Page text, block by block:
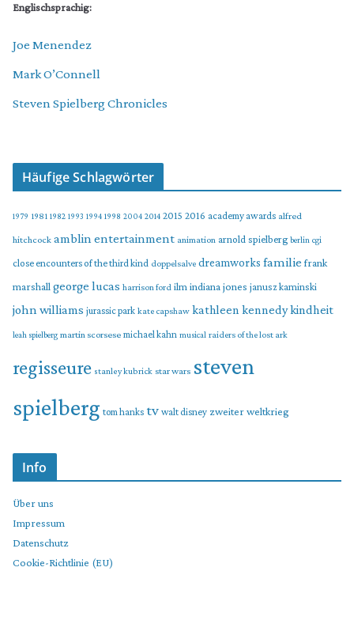
Englischsprachig:
Joe Menendez
Mark O’Connell
Steven Spielberg Chronicles
Häufige Schlagwörter
1979 1981 1982 1993 1994 1998 2004 2014 2015 2016 academy awards alfred
hitchcock amblin entertainment animation arnold spielberg berlin cgi
close encounters of the third kind doppelsalve dreamworks familie frank
marshallgeorge lucas harrison ford ilm indiana jones janusz kaminski
john williams jurassic park kate capshaw kathleen kennedykindheit
leah spielberg martin scorsese michael kahn musical raiders of the lost ark
regisseure stanley kubrick star wars steven
spielberg tom hanks tv walt disney zweiter weltkrieg
Info
Über uns
Impressum
Datenschutz
Cookie-Richtlinie (EU)